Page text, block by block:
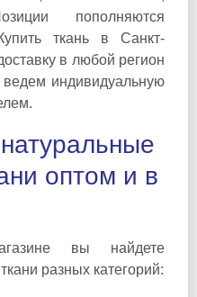
пополняются
ткань в Санкт-
в любой регион
индивидуальную
оптом и в
вы найдете
разных категорий: